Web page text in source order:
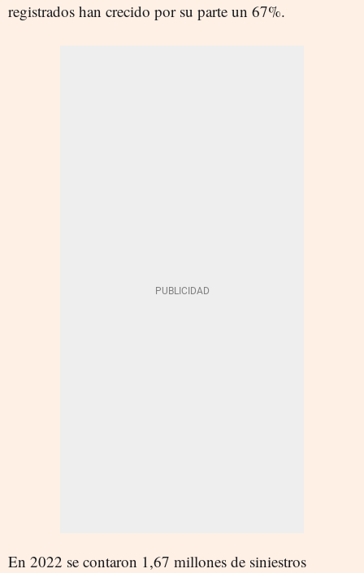
registrados han crecido por su parte un 67%.
En 2022 se contaron 1,67 millones de siniestros